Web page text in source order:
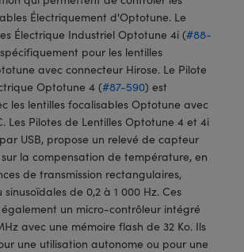
Directe
Électriquement d'Optotune. Le
Électrique Industriel Optotune 4i (#88-
pour les lentilles
avec connecteur Hirose. Le Pilote
Optotune 4 (#87-590) est
les lentilles focalisables Optotune avec
Les Pilotes de Lentilles Optotune 4 et 4i
USB, propose un relevé de capteur
la compensation de température, en
de transmission rectangulaires,
de 0,2 à 1 000 Hz. Ces
un micro-contrôleur intégré
avec une mémoire flash de 32 Ko. Ils
une utilisation autonome ou pour une